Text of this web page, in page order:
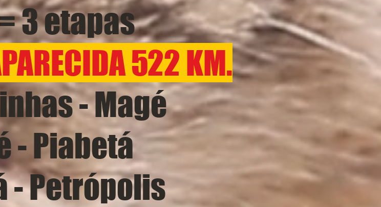
3 etapas
522 KM.
- Magé
- Piabetá
- Petrópolis